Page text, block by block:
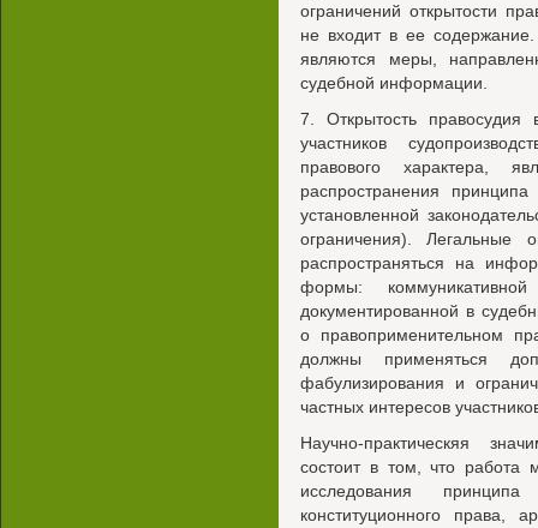
ограничений открытости
не входит в ее содержание.
являются меры,
судебной информации.
7. Открытость правосудия
участников
правового характера,
распространения
установленной
ограничения). Легальные
распространяться на
формы:
документированной в
о правоприменительном
должны применяться
фабулизирования и
частных интересов
Научно-практическяя
состоит в том, что работа
исследования
конституционного права,